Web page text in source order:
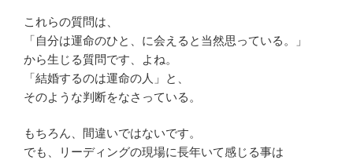
これらの質問は、
「自分は運命のひと、に会えると当然思っている。」
から生じる質問です、よね。
「結婚するのは運命の人」と、
そのような判断をなさっている。
もちろん、間違いではないです。
でも、リーディングの現場に長年いて感じる事は